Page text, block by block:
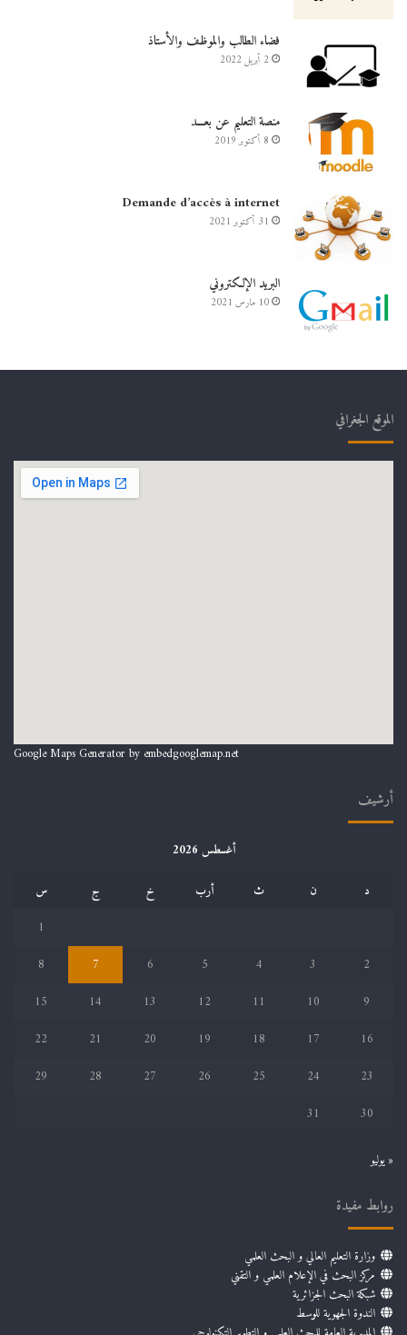
فضاء الطالب والموظف والأستاذ
2 أبريل 2022
منصة التعليم عن بعـــد
8 أكتوبر 2019
Demande d’accès à internet
31 أكتوبر 2021
البريد الإلكتروني
10 مارس 2021
الموقع الجغرافي
Google Maps Generator by embedgooglemap.net
أرشيف
أغسطس 2026
د
ن ث أرب خ ج
س
1
2
3
4
5
6
7
8
9
10
11
12
13
14
15
16
17
18
19
20
21
22
23
24
25
26
27
28
29
30
31
« يوليو
روابط مفيدة
وزارة التعليم العالي و البحث العلمي
مركز البحث في الإعلام العلمي و التقني
شبكة البحث الجزائرية
الندوة الجهوية للوسط